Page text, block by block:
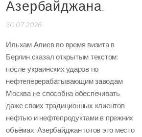
Азербайджана.
30.07.2026
Ильхам Алиев во время визита в
Берлин сказал открытым текстом:
после украинских ударов по
нефтеперерабатывающим заводам
Москва не способна обеспечивать
даже своих традиционных клиентов
нефтью и нефтепродуктами в прежних
объёмах. Азербайджан готов это место